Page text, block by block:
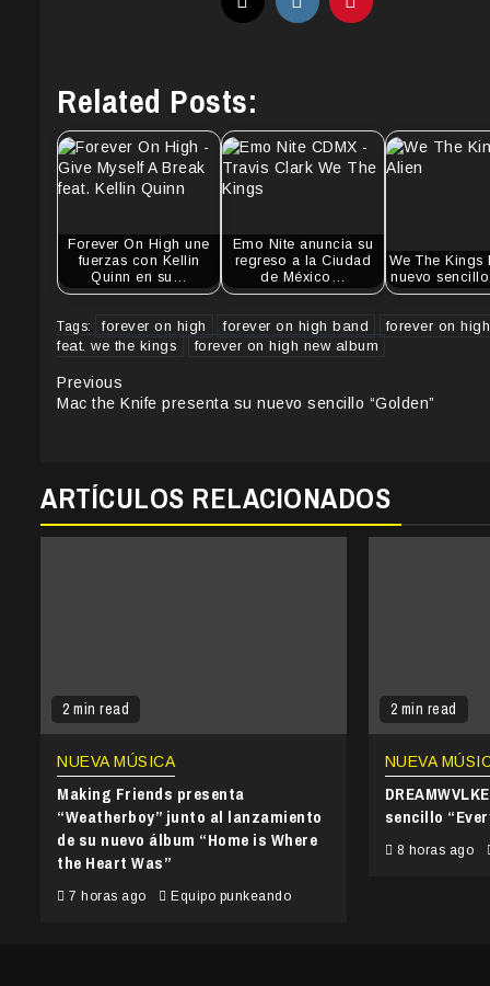
Related Posts:
Forever On High une
fuerzas con Kellin
Quinn en su…
Emo Nite anuncia su
regreso a la Ciudad
de México…
We The Kings
nuevo
Tags: forever on high forever on high band forever on
feat. we the kings
forever on high new album
Continue
Reading
Previous
Mac the Knife presenta su nuevo sencillo “Golden”
ARTÍCULOS RELACIONADOS
2 min read
NUEVA MÚSICA
Making Friends presenta
“Weatherboy” junto al lanzamiento
de su nuevo álbum “Home is Where
the Heart Was”
7 horas ago Equipo punkeando
2 min read
NUEVA
sencillo
8 horas ago